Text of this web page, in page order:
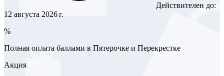
Действителен до:
12 августа 2026 г.
%
Полная оплата баллами в Пятерочке и Перекрестке
Акция